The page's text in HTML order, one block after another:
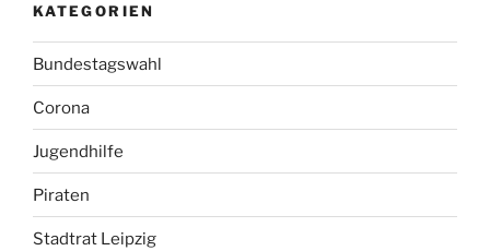
KATEGORIEN
Bundestagswahl
Corona
Jugendhilfe
Piraten
Stadtrat Leipzig